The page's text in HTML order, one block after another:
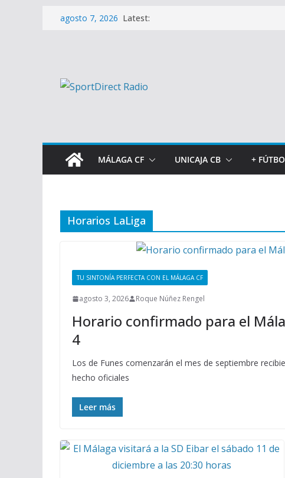
Saltaragosto 7, 2026 Latest:
MÁLAGA CF UNICAJA CB +
Horarios LaLiga
TU SINTONÍA PERFECTA CON EL MÁLAGA CF
agosto 3, 2026 Roque Núñez Rengel
Horario confirmado para el
4
Los de Funes comenzarán el mes de septiembre
hecho oficiales
Leer más